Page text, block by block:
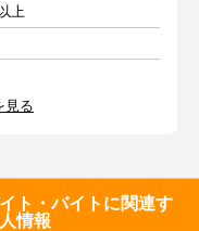
上
見る
ト・バイトに関連す
情報